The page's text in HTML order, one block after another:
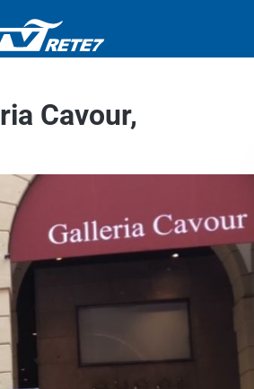
Cavour,